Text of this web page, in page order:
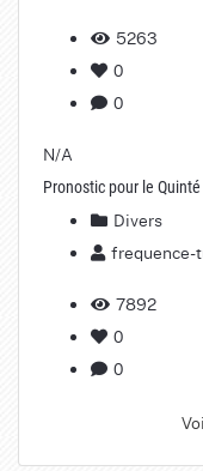
5263
0
0
N/A
Pronostic pour le
Divers
frequence-
7892
0
0